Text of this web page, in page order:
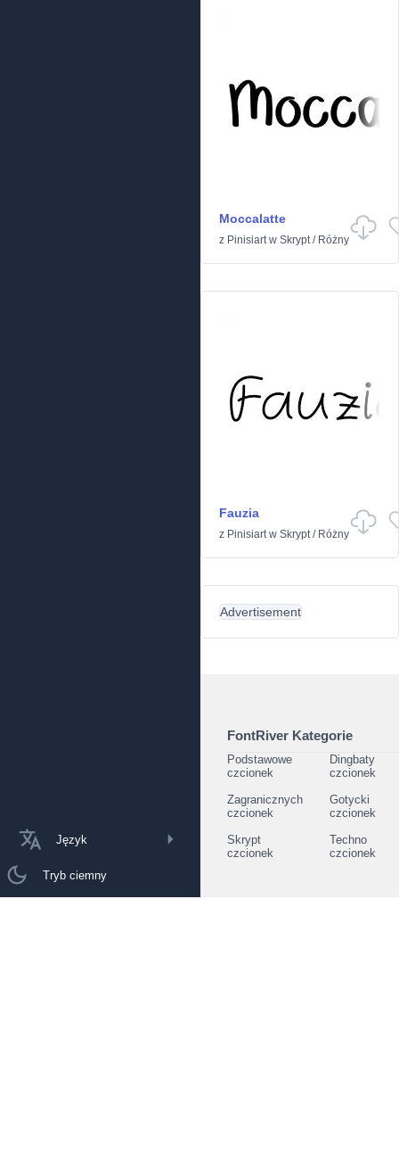
Język
Tryb ciemny
Moccalatte
z Pinisiartw Skrypt/ Różny
Fauzia
z Pinisiartw Skrypt/ Różny
Advertisement
FontRiver Kategorie
Podstawowe
czcionek
Dingbaty
czcionek
Zagranicznych
czcionek
Gotycki
czcionek
Skrypt
czcionek
Techno
czcionek